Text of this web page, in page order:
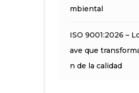
mbiental
ISO 9001:2026 –
ave que
n de la calidad